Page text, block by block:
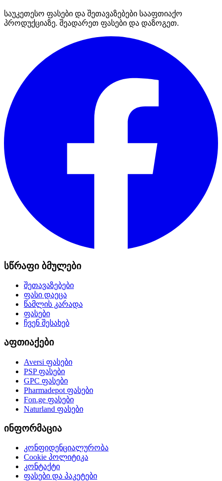
საუკეთესო ფასები და შეთავაზებები სააფთიაქო
პროდუქციაზე. შეადარეთ ფასები და დაზოგეთ.
სწრაფი ბმულები
შეთავაზებები
ფასი დაეცა
წამლის კარადა
ფასები
ჩვენ შესახებ
აფთიაქები
Aversi ფასები
PSPფასები
GPC ფასები
Pharmadepot ფასები
Fon.ge ფასები
Naturland ფასები
ინფორმაცია
კონფიდენციალურობა
Cookie პოლიტიკა
კონტაქტი
ფასები და პაკეტები